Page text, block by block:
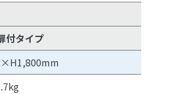
付タイプ